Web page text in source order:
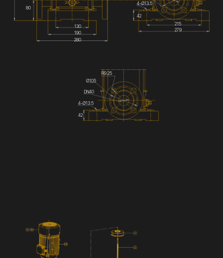
80
130
190
280
215
279
42
4-Ø13.5
DN40
R9.25
Ø105
4-Ø13.5
42